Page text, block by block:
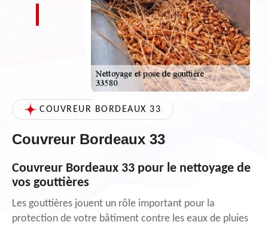
COUVREUR BORDEAUX 33
Couvreur Bordeaux 33
Couvreur Bordeaux 33 pour le nettoyage de
vos gouttières
Les gouttières jouent un rôle important pour la
protection de votre bâtiment contre les eaux de pluies